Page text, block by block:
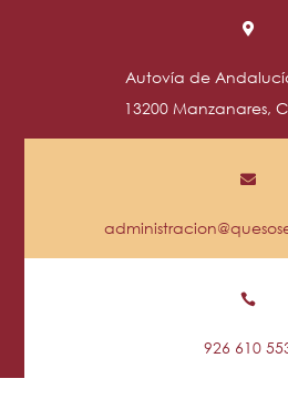

Autovía de
13200 Manzanares,


926 610